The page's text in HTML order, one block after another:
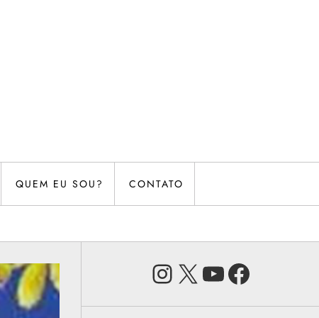
QUEM EU SOU? CONTATO
Instagram
X Youtube